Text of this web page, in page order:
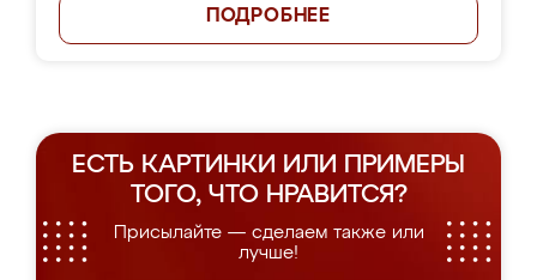
ПОДРОБНЕЕ
ЕСТЬ КАРТИНКИ ИЛИ ПРИМЕРЫ
ТОГО, ЧТО НРАВИТСЯ?
Присылайте — сделаем также или
лучше!